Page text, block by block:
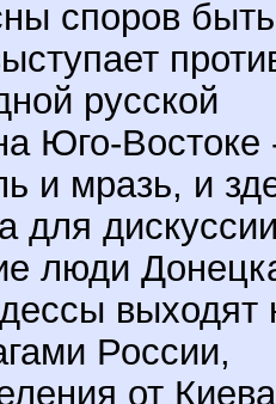
споров
русской
Юго-Востоке
и мразь, и
для
люди
выходят
России,
от